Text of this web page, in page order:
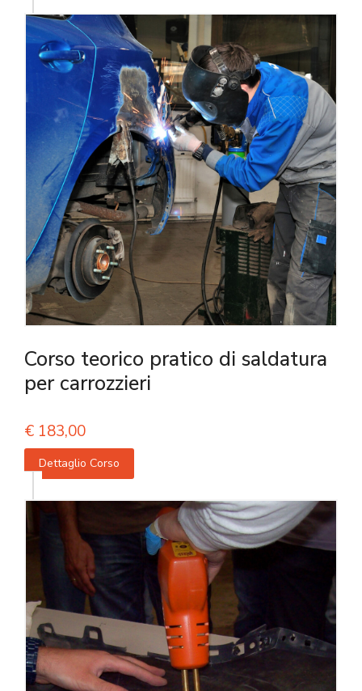
Corso teorico pratico di saldatura
per carrozzieri
€ 183,00
Dettaglio Corso